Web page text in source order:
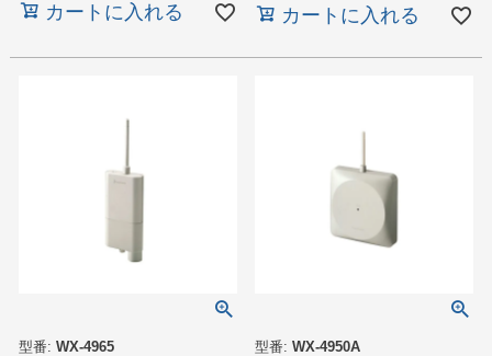
カートに入れる カートに入れる
型番: WX-4965 型番: WX-4950A